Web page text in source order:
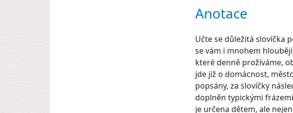
Anotace
Učte se důležitá slovíčka
se vám i mnohem
které denně prožíváme,
jde již o domácnost,
popsány, za slovíčky
doplněn typickými
je určena dětem, ale